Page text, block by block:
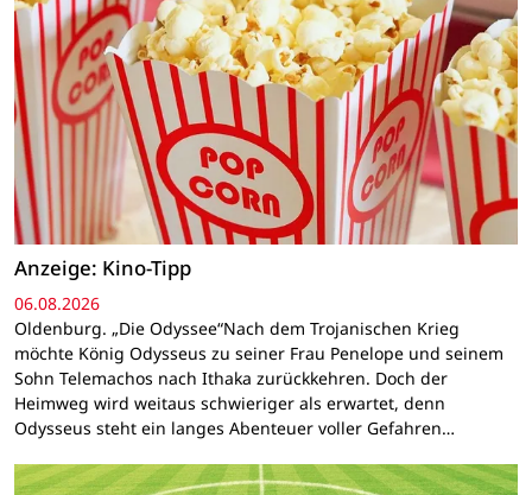
Anzeige: Kino-Tipp
06.08.2026
Oldenburg. „Die Odyssee“Nach dem Trojanischen Krieg
möchte König Odysseus zu seiner Frau Penelope und seinem
Sohn Telemachos nach Ithaka zurückkehren. Doch der
Heimweg wird weitaus schwieriger als erwartet, denn
Odysseus steht ein langes Abenteuer voller Gefahren…